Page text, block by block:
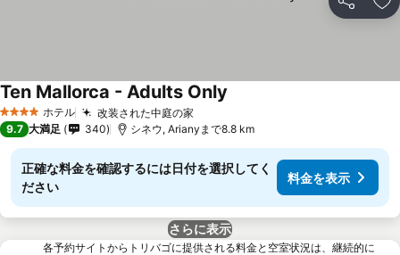
シェア お
4 ホテルのランク
ホテル 改装された中庭の家
Ten Mallorca - Adults Only
9.7 大満足 340 シネウ, Arianyまで8.8 km
正確な料金を確認するには日付を選択してく
ださい
料金を表示
さらに表示
各予約サイトからトリバゴに提供される料金と空室状況は、継続的に